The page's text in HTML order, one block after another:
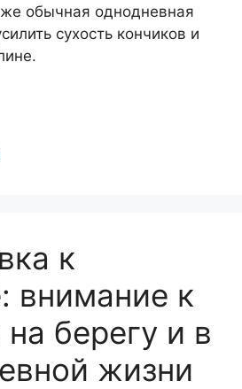
обычная однодневная
сухость кончиков и
к
внимание к
берегу и в
жизни